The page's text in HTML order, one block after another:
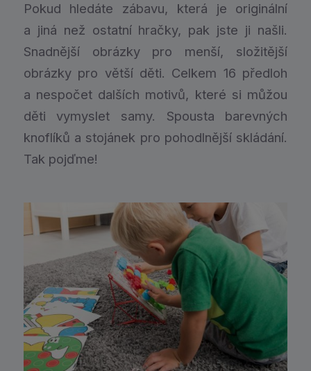
Pokud hledáte zábavu, která je originální
a jiná než ostatní hračky, pak jste ji našli.
Snadnější obrázky pro menší, složitější
obrázky pro větší děti. Celkem 16 předloh
a nespočet dalších motivů, které si můžou
děti vymyslet samy. Spousta barevných
knoflíků a stojánek pro pohodlnější skládání.
Tak pojďme!